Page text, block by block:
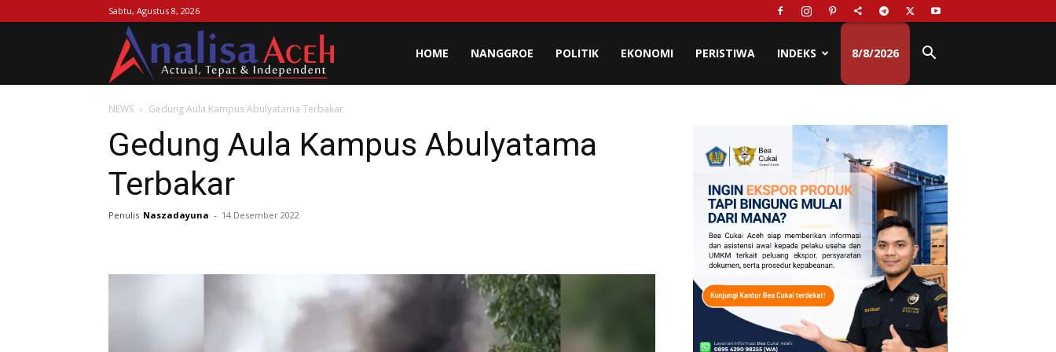
Sabtu, Agustus 8, 2026
Aceh
HOME NANGGROE POLITIK EKONOMI PERISTIWA INDEKS 8/8/2026
NEWS Gedung Aula Kampus Abulyatama Terbakar
Gedung Aula Kampus Abulyatama
Terbakar
Penulis Naszadayuna - 14 Desember 2022